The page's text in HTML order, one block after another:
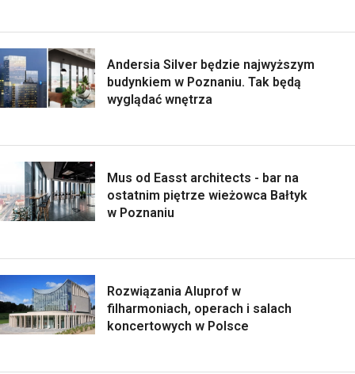
Andersia Silver będzie najwyższym
budynkiem w Poznaniu. Tak będą
wyglądać wnętrza
Mus od Easst architects - bar na
ostatnim piętrze wieżowca Bałtyk
w Poznaniu
Rozwiązania Aluprof w
filharmoniach, operach i salach
koncertowych w Polsce